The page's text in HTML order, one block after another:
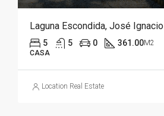
Laguna Escondida, José Ignacio
5 5 0 361.00M2
CASA
Location Real Estate